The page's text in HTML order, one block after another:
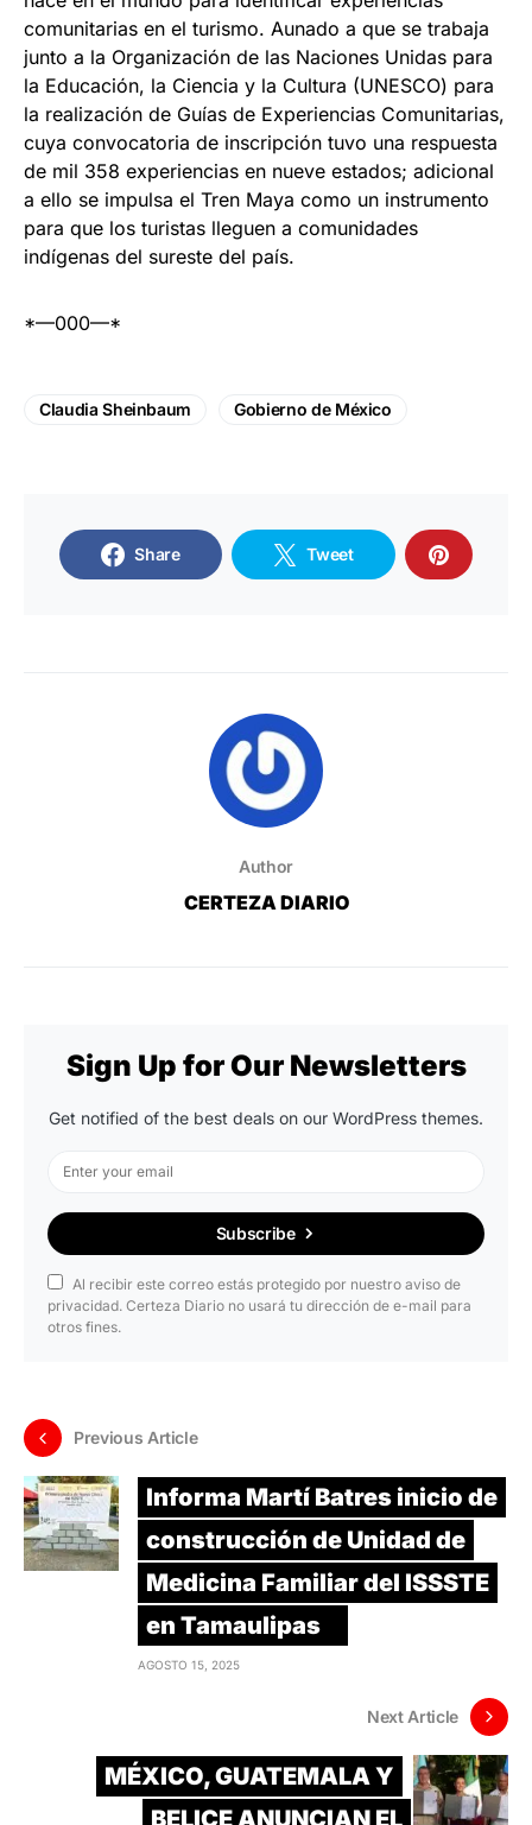
comunitarias en el turismo. Aunado a que se trabaja
junto a la Organización de las Naciones Unidas para
la Educación, la Ciencia y la Cultura (UNESCO) para
la realización de Guías de Experiencias Comunitarias,
cuya convocatoria de inscripción tuvo una respuesta
de mil 358 experiencias en nueve estados; adicional
a ello se impulsa el Tren Maya como un instrumento
para que los turistas lleguen a comunidades
indígenas del sureste del país.
*—000—*
Claudia Sheinbaum Gobierno de México
Share Tweet
Author
CERTEZA DIARIO
Sign Up for Our Newsletters
Get notified of the best deals on our WordPress themes.
Subscribe
Al recibir este correo estás protegido por nuestro aviso de
privacidad. Certeza Diario no usará tu dirección de e-mail para
otros fines.
Previous Article
Informa Martí Batres inicio de
construcción de Unidad de
Medicina Familiar del ISSSTE
en Tamaulipas
AGOSTO 15, 2025
Next Article
MÉXICO, GUATEMALA Y
BELICE ANUNCIAN EL